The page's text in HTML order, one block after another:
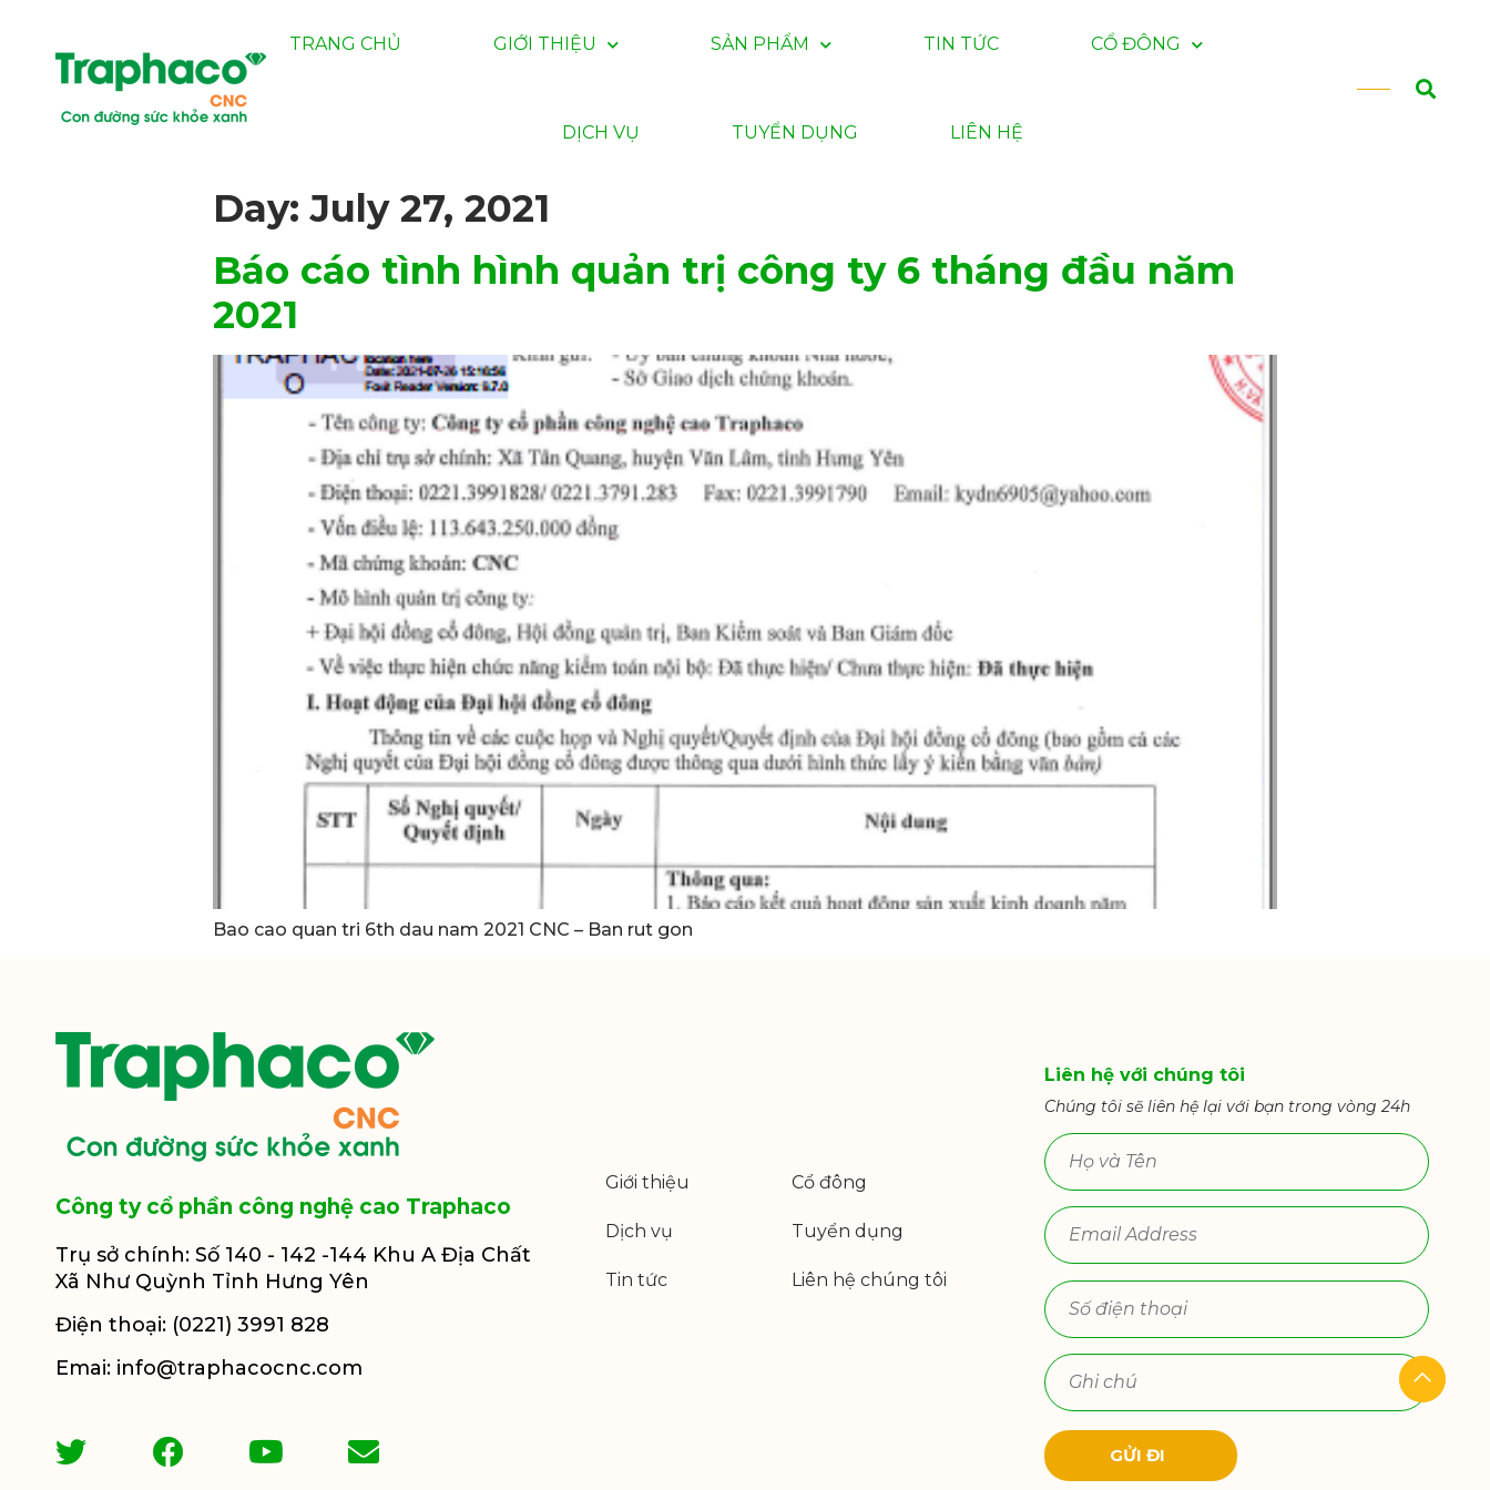
TRANG CHỦ GIỚI THIỆU SẢN PHẨM TIN TỨC CỔ ĐÔNG
DỊCH VỤ TUYỂN DỤNG LIÊN HỆ
Day:July 27, 2021
Báo cáo tình hình quản trị công ty 6 tháng đầu năm
2021
Bao cao quan tri 6th dau nam 2021 CNC – Ban rut gon
Công ty cổ phần công nghệ cao Traphaco
Trụ sở chính: Số 140 - 142 -144 Khu A Địa Chất
Xã Như Quỳnh Tỉnh Hưng Yên
Điện thoại: (0221) 3991 828
Emai: info@traphacocnc.com
Giới thiệu
Dịch vụ
Tin tức
Cổ đông
Tuyển dụng
Liên hệ chúng tôi
Liên hệ với chúng tôi
Chúng tôi sẽ liên hệ lại với bạn trong vòng 24h